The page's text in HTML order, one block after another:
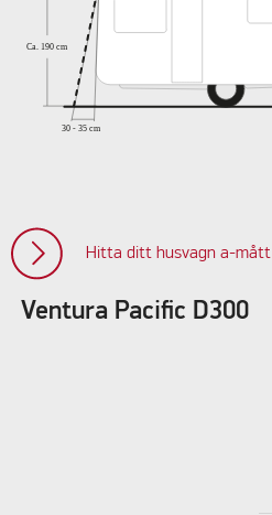
Hitta ditt husvagn a-mått
Ventura Pacific D300